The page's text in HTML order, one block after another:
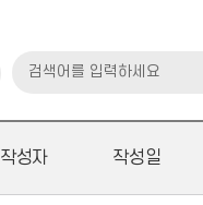
작성자 작성일